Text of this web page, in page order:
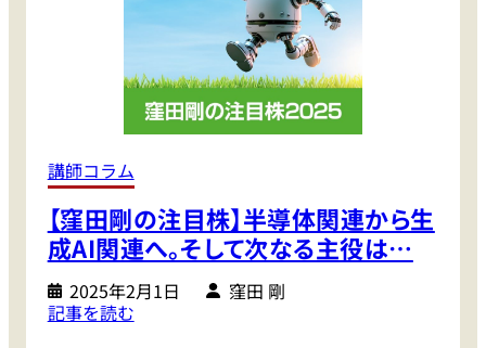
【
調
査
果
】
資
利
益
を
た
人
は
8
6
％
講師コラム
【窪田剛の注目株】半導体関連から生
成AI関連へ。そして次なる主役は…
2025年2月1日
窪田 剛
記事を読む: